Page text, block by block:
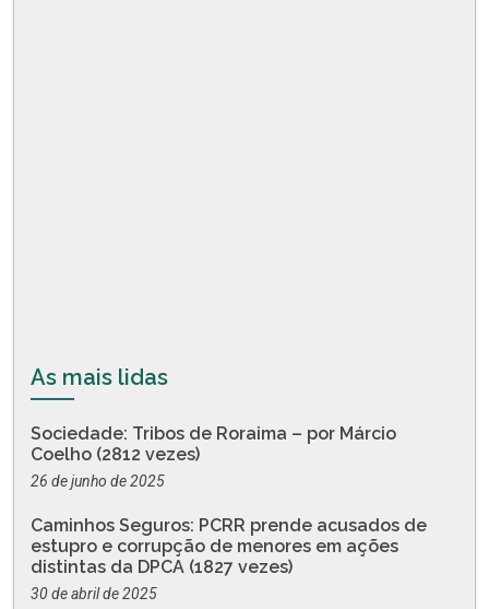
As mais lidas
Sociedade: Tribos de Roraima – por Márcio
Coelho (2812 vezes)
26 de junho de 2025
Caminhos Seguros: PCRR prende acusados de
estupro e corrupção de menores em ações
distintas da DPCA (1827 vezes)
30 de abril de 2025